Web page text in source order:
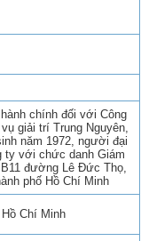
chính đối với Công
giải trí Trung Nguyên,
năm 1972, người đại
ty với chức danh Giám
đường Lê Đức Thọ,
phố Hồ Chí Minh
Chí Minh